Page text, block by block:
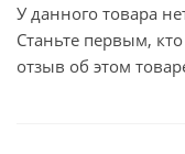
У данного товара
Станьте первым,
отзыв об этом